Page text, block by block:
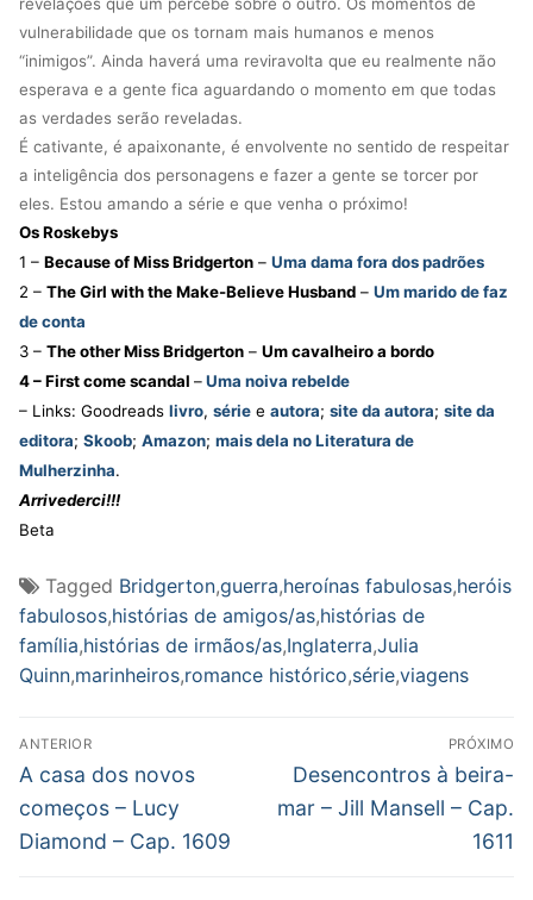
vulnerabilidade que os tornam mais humanos e menos
“inimigos”. Ainda haverá uma reviravolta que eu realmente não
esperava e a gente fica aguardando o momento em que todas
as verdades serão reveladas.
É cativante, é apaixonante, é envolvente no sentido de respeitar
a inteligência dos personagens e fazer a gente se torcer por
eles. Estou amando a série e que venha o próximo!
Os Roskebys
1 – Because of Miss Bridgerton – Uma dama fora dos padrões
2 – The Girl with the Make-Believe Husband – Um marido de faz
de conta
3 – The other Miss Bridgerton – Um cavalheiro a bordo
4 – First come scandal –Uma noiva rebelde
– Links: Goodreads livro, série e autora; site da autora; site da
editora; Skoob; Amazon; mais dela no Literatura de
Mulherzinha.
Arrivederci!!!
Beta
Tagged Bridgerton,guerra,heroínas fabulosas,heróis
fabulosos,histórias de amigos/as,histórias de
família,histórias de irmãos/as,Inglaterra,Julia
Quinn,marinheiros,romance histórico,série,viagens
Navegação
de
Post
ANTERIOR
Post
anterior:
A casa dos novos
começos – Lucy
Diamond – Cap. 1609
PRÓXIMO
Próximo
post:
Desencontros à beira-
mar – Jill Mansell – Cap.
1611